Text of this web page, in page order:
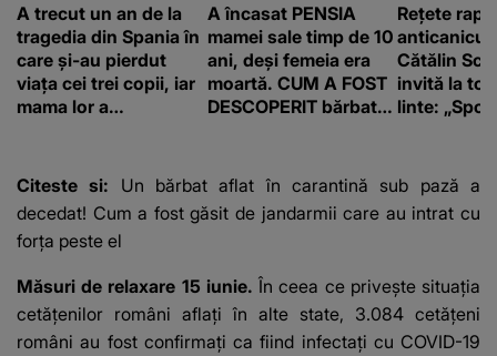
A trecut un an de la
tragedia din Spania în
care și-au pierdut
viața cei trei copii, iar
mama lor a…
A încasat PENSIA
mamei sale timp de 10
ani, deși femeia era
moartă. CUM A FOST
DESCOPERIT bărbatul
banii obținuți? SUMA
E COLOSALĂ
Rețete
Cătălin
invită la
linte: „Spor
Citeste si: Un bărbat aflat în carantină sub pază a
decedat! Cum a fost găsit de jandarmii care au intrat cu
forța peste el
Măsuri de relaxare 15 iunie.În ceea ce priveşte situaţia
cetăţenilor români aflaţi în alte state, 3.084 cetăţeni
români au fost confirmaţi ca fiind infectaţi cu COVID-19